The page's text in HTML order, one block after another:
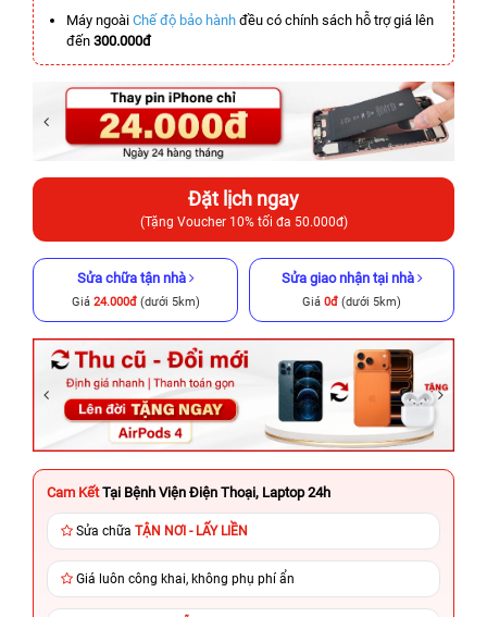
Máy ngoài Chế độ bảo hành đều có chính sách hỗ trợ giá lên
đến 300.000đ
Đặt lịch ngay
(Tặng Voucher 10% tối đa 50.000đ)
Sửa chữa tận nhà
Giá 24.000đ(dưới 5km)
Sửa giao nhận tại nhà
Giá 0đ (dưới 5km)
Cam Kết Tại Bệnh Viện Điện Thoại, Laptop 24h
Sửa chữa TẬN NƠI - LẤY LIỀN
Giá luôn công khai, không phụ phí ẩn